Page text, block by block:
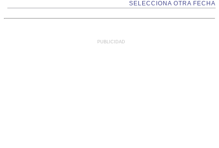
SELECCIONA OTRA FECHA
PUBLICIDAD